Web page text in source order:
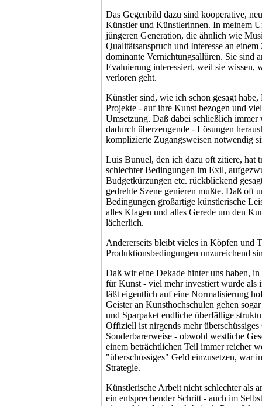
Das Gegenbild dazu sind kooperative,
Künstler und Künstlerinnen. In meinem
jüngeren Generation, die ähnlich wie
Qualitätsanspruch und Interesse an
dominante Vernichtungsallüren. Sie sind
Evaluierung interessiert, weil sie wissen,
verloren geht.
Künstler sind, wie ich schon gesagt
Projekte - auf ihre Kunst bezogen und
Umsetzung. Daß dabei schließlich
dadurch überzeugende - Lösungen
komplizierte Zugangsweisen notwendig
Luis Bunuel, den ich dazu oft zitiere, hat
schlechter Bedingungen im Exil,
Budgetkürzungen etc. rückblickend
gedrehte Szene genieren mußte. Daß oft
Bedingungen großartige künstlerische
alles Klagen und alles Gerede um den
lächerlich.
Andererseits bleibt vieles in Köpfen und
Produktionsbedingungen unzureichend
Daß wir eine Dekade hinter uns haben,
für Kunst - viel mehr investiert wurde als
läßt eigentlich auf eine Normalisierung
Geister an Kunsthochschulen gehen
und Sparpaket endliche überfällige
Offiziell ist nirgends mehr
Sonderbarerweise - obwohl westliche
einem beträchtlichen Teil immer reicher
"überschüssiges" Geld einzusetzen, war
Strategie.
Künstlerische Arbeit nicht schlechter als
ein entsprechender Schritt - auch im